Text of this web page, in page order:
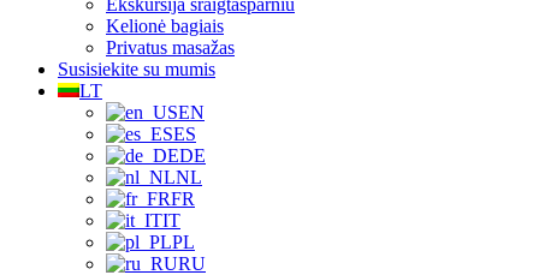
Ekskursija sraigtasparniu
Kelionė bagiais
Privatus masažas
Susisiekite su mumis
LT
EN
ES
DE
NL
FR
IT
PL
RU